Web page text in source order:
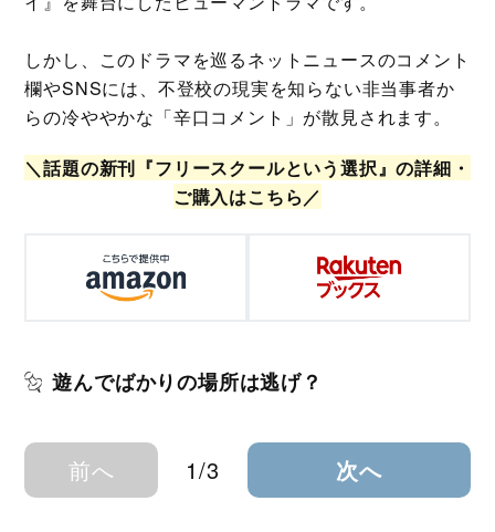
しかし、このドラマを巡るネットニュースのコメント
欄やSNSには、不登校の現実を知らない非当事者か
らの冷ややかな「辛口コメント」が散見されます。
＼話題の新刊『フリースクールという選択』の詳細・
ご購入はこちら／
遊んでばかりの場所は逃げ？
前へ 1/3 次へ